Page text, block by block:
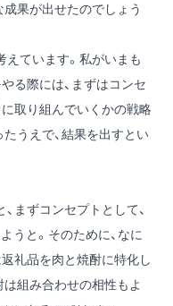
果が出せたのでしょう
ています。私がいまも
る際には、まずはコンセ
取り組んでいくかの戦略
うえで、結果を出すとい
まずコンセプトとして、
うと。そのために、なに
礼品を肉と焼酎に特化し
組み合わせの相性もよ